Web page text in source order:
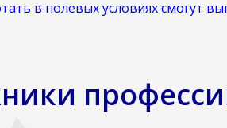
в полевых условиях смогут